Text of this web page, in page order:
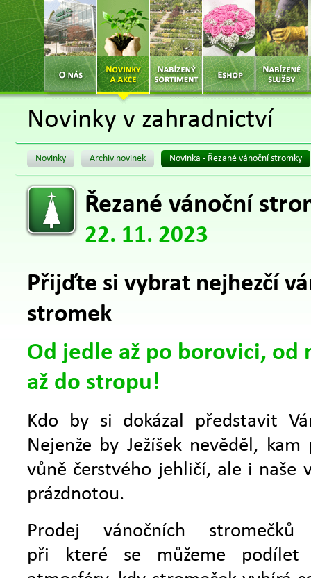
Novinky v zahradnictví
Novinky Archiv novinek Novinka - Řezané vánoční stromky
Řezané vánoční
22. 11. 2023
Přijďte si vybrat nejhezčí
stromek
Od jedle až po borovici, od
až do stropu!
Kdo by si dokázal představit
Nejenže by Ježíšek nevěděl,
vůně čerstvého jehličí, ale i naše
prázdnotou.
Prodej vánočních
při které se můžeme podílet